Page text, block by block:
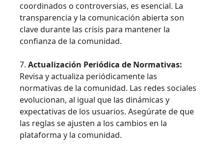
coordinados o controversias, es esencial. La
transparencia y la comunicación abierta son
clave durante las crisis para mantener la
confianza de la comunidad.
7. Actualización Periódica de Normativas:
Revisa y actualiza periódicamente las
normativas de la comunidad. Las redes sociales
evolucionan, al igual que las dinámicas y
expectativas de los usuarios. Asegúrate de que
las reglas se ajusten a los cambios en la
plataforma y la comunidad.